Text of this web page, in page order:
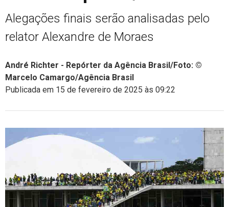
Alegações finais serão analisadas pelo
relator Alexandre de Moraes
André Richter - Repórter da Agência Brasil/Foto: ©
Marcelo Camargo/Agência Brasil
Publicada em 15 de fevereiro de 2025 às 09:22